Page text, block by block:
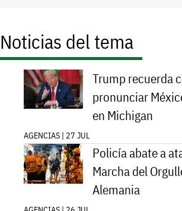
Noticias del tema
Trump recuerda
pronunciar
en Michigan
AGENCIAS | 27 JUL
Policía abate a
Marcha del
Alemania